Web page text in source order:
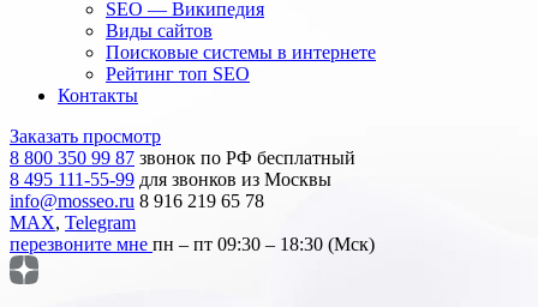
SEO — Википедия
Виды сайтов
Поисковые системы в интернете
Рейтинг топ SEO
Контакты
Заказать просмотр
8 800 350 99 87 звонок по РФ бесплатный
8 495 111-55-99 для звонков из Москвы
info@mosseo.ru 8 916 219 65 78
MAX, Telegram
перезвоните мне пн – пт 09:30 – 18:30 (Мск)